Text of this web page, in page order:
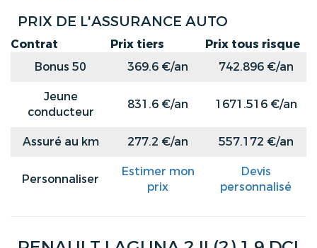
PRIX DE L'ASSURANCE AUTO
Contrat Prix tiers
Prix tous risque
Bonus 50
369.6 €/an
742.896 €/an
Jeune
conducteur
831.6 €/an 1671.516 €/an
Assuré au km 277.2 €/an 557.172 €/an
Personnaliser
Estimer mon
prix
Devis
personnalisé